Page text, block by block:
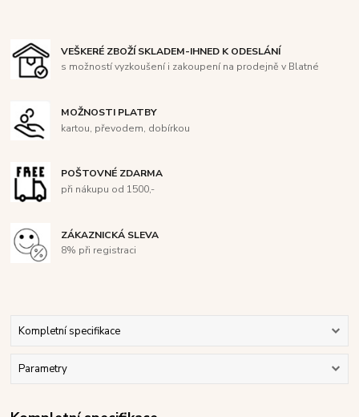
VEŠKERÉ ZBOŽÍ SKLADEM-IHNED K ODESLÁNÍ
s možností vyzkoušení i zakoupení na prodejně v Blatné
MOŽNOSTI PLATBY
kartou, převodem, dobírkou
POŠTOVNÉ ZDARMA
při nákupu od 1500,-
ZÁKAZNICKÁ SLEVA
8% při registraci
Kompletní specifikace
Parametry